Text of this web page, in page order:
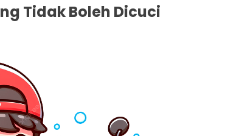
Tidak Boleh Dicuci